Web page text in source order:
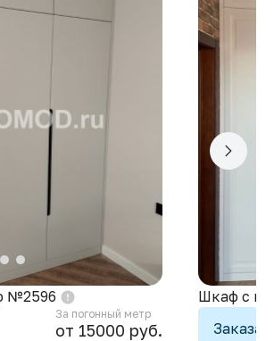
№2596
За погонный метр
от 15000 руб.
Шкаф с